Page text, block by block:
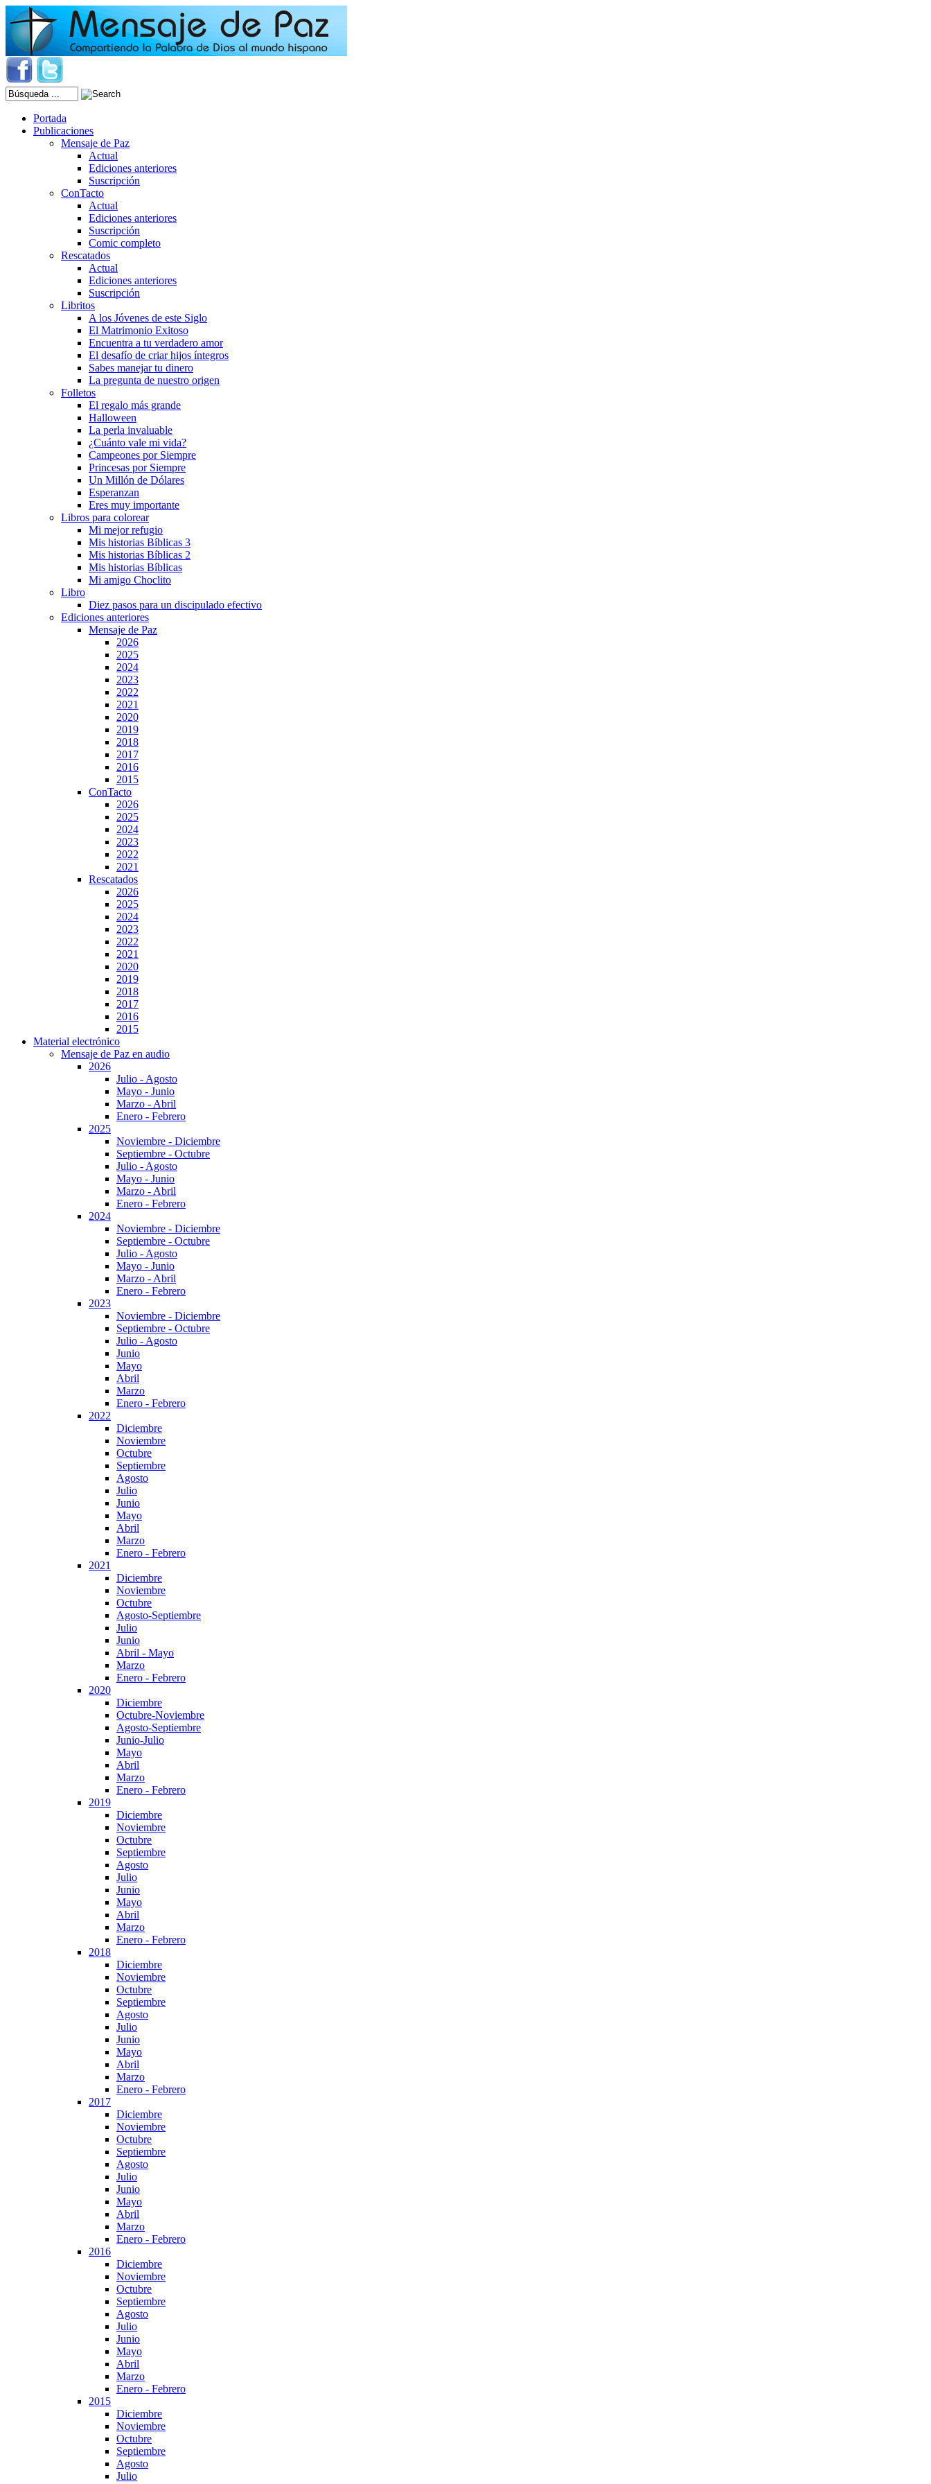
Portada
Publicaciones
Mensaje de Paz
Actual
Ediciones anteriores
Suscripción
ConTacto
Actual
Ediciones anteriores
Suscripción
Comic completo
Rescatados
Actual
Ediciones anteriores
Suscripción
Libritos
A los Jóvenes de este Siglo
El Matrimonio Exitoso
Encuentra a tu verdadero amor
El desafío de criar hijos íntegros
Sabes manejar tu dinero
La pregunta de nuestro origen
Folletos
El regalo más grande
Halloween
La perla invaluable
¿Cuánto vale mi vida?
Campeones por Siempre
Princesas por Siempre
Un Millón de Dólares
Esperanzan
Eres muy importante
Libros para colorear
Mi mejor refugio
Mis historias Bíblicas 3
Mis historias Bíblicas 2
Mis historias Bíblicas
Mi amigo Choclito
Libro
Diez pasos para un discipulado efectivo
Ediciones anteriores
Mensaje de Paz
2026
2025
2024
2023
2022
2021
2020
2019
2018
2017
2016
2015
ConTacto
2026
2025
2024
2023
2022
2021
Rescatados
2026
2025
2024
2023
2022
2021
2020
2019
2018
2017
2016
2015
Material electrónico
Mensaje de Paz en audio
2026
Julio - Agosto
Mayo - Junio
Marzo - Abril
Enero - Febrero
2025
Noviembre - Diciembre
Septiembre - Octubre
Julio - Agosto
Mayo - Junio
Marzo - Abril
Enero - Febrero
2024
Noviembre - Diciembre
Septiembre - Octubre
Julio - Agosto
Mayo - Junio
Marzo - Abril
Enero - Febrero
2023
Noviembre - Diciembre
Septiembre - Octubre
Julio - Agosto
Junio
Mayo
Abril
Marzo
Enero - Febrero
2022
Diciembre
Noviembre
Octubre
Septiembre
Agosto
Julio
Junio
Mayo
Abril
Marzo
Enero - Febrero
2021
Diciembre
Noviembre
Octubre
Agosto-Septiembre
Julio
Junio
Abril - Mayo
Marzo
Enero - Febrero
2020
Diciembre
Octubre-Noviembre
Agosto-Septiembre
Junio-Julio
Mayo
Abril
Marzo
Enero - Febrero
2019
Diciembre
Noviembre
Octubre
Septiembre
Agosto
Julio
Junio
Mayo
Abril
Marzo
Enero - Febrero
2018
Diciembre
Noviembre
Octubre
Septiembre
Agosto
Julio
Junio
Mayo
Abril
Marzo
Enero - Febrero
2017
Diciembre
Noviembre
Octubre
Septiembre
Agosto
Julio
Junio
Mayo
Abril
Marzo
Enero - Febrero
2016
Diciembre
Noviembre
Octubre
Septiembre
Agosto
Julio
Junio
Mayo
Abril
Marzo
Enero - Febrero
2015
Diciembre
Noviembre
Octubre
Septiembre
Agosto
Julio